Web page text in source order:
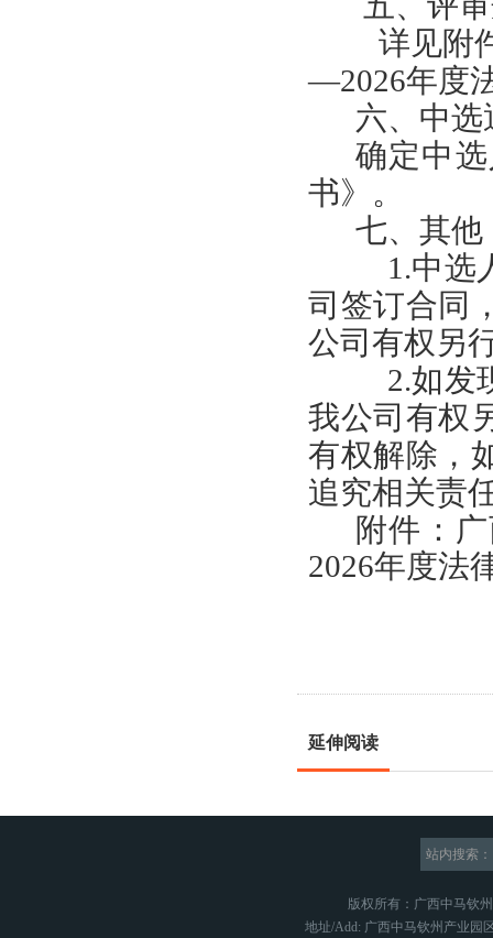
详见附
—2026年度
六、中
确定中
书》。
七、其他
1.中选
司签订合同
公司有权另
2.如发
我公司有权
有权解除，
追究相关责
附件：
2026年度法
延伸阅读
站内搜索：
版权所有：广西中马钦
地址/Add: 广西中马钦州产业园